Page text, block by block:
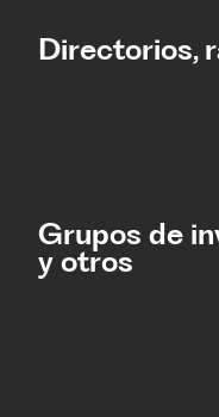
Directorios,
Grupos de
y otros